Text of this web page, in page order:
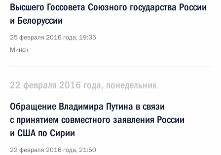
Высшего Госсовета Союзного государства России
и Белоруссии
25 февраля 2016 года, 19:35
Минск
22 февраля 2016 года, понедельник
Обращение Владимира Путина в связи
с принятием совместного заявления России
и США по Сирии
22 февраля 2016 года, 21:50